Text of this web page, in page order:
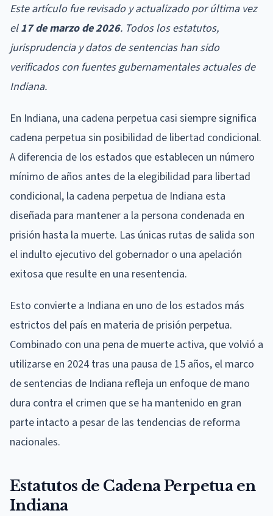
Este artículo fue revisado y actualizado por última vez
el17 de marzo de 2026. Todos los estatutos,
jurisprudencia y datos de sentencias han sido
verificados con fuentes gubernamentales actuales de
Indiana.
En Indiana, una cadena perpetua casi siempre significa
cadena perpetua sin posibilidad de libertad condicional.
A diferencia de los estados que establecen un número
mínimo de años antes de la elegibilidad para libertad
condicional, la cadena perpetua de Indiana esta
diseñada para mantener a la persona condenada en
prisión hasta la muerte. Las únicas rutas de salida son
el indulto ejecutivo del gobernador o una apelación
exitosa que resulte en una resentencia.
Esto convierte a Indiana en uno de los estados más
estrictos del país en materia de prisión perpetua.
Combinado con una pena de muerte activa, que volvió a
utilizarse en 2024 tras una pausa de 15 años, el marco
de sentencias de Indiana refleja un enfoque de mano
dura contra el crimen que se ha mantenido en gran
parte intacto a pesar de las tendencias de reforma
nacionales.
Estatutos de Cadena Perpetua en
Indiana